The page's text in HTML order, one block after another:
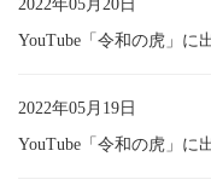
2022年05月20日
YouTube「令和の虎」に
2022年05月19日
YouTube「令和の虎」に